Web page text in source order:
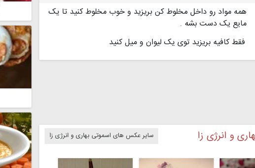
همه مواد رو داخل مخلوط کن بریزید و خوب مخلوط کنید تا یک
مایع یک دست بشه .
فقط کافیه بریزید توی یک لیوان و میل کنید
و انرژی زا سایر عکس های اسموتی بهاری و انرژی زا